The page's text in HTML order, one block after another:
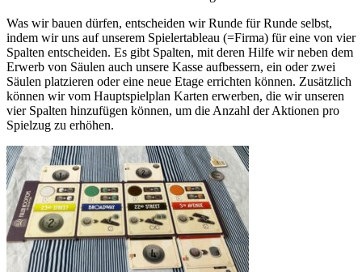
Was wir bauen dürfen, entscheiden wir Runde für Runde selbst,
indem wir uns auf unserem Spielertableau (=Firma) für eine von vier
Spalten entscheiden. Es gibt Spalten, mit deren Hilfe wir neben dem
Erwerb von Säulen auch unsere Kasse aufbessern, ein oder zwei
Säulen platzieren oder eine neue Etage errichten können. Zusätzlich
können wir vom Hauptspielplan Karten erwerben, die wir unseren
vier Spalten hinzufügen können, um die Anzahl der Aktionen pro
Spielzug zu erhöhen.